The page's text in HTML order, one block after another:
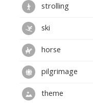
strolling
ski
horse
pilgrimage
theme